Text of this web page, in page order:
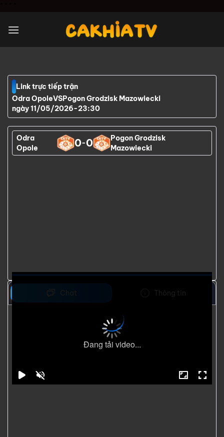
nội
Link trực tiếp trận
Odra OpoleVSPogon Grodzisk Mazowiecki
ngày 11/05/2026-23:30
Odra
Opole
0-0
Pogon Grodzisk
Mazowiecki
Đang tải video...
Chat Thông tin